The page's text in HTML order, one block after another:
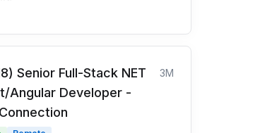
Senior Full-Stack NET
Angular Developer -
3M